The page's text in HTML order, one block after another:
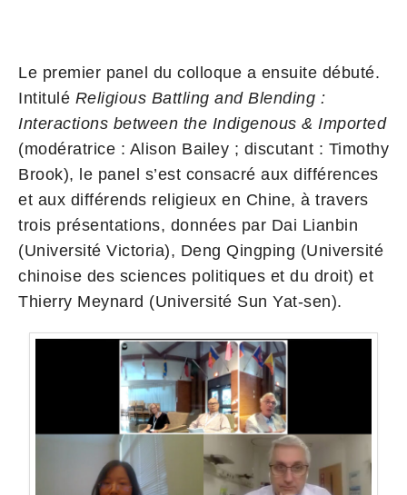
Le premier panel du colloque a ensuite débuté.
Intitulé Religious Battling and Blending :
Interactions between the Indigenous & Imported
(modératrice : Alison Bailey ; discutant : Timothy
Brook), le panel s’est consacré aux différences
et aux différends religieux en Chine, à travers
trois présentations, données par Dai Lianbin
(Université Victoria), Deng Qingping (Université
chinoise des sciences politiques et du droit) et
Thierry Meynard (Université Sun Yat-sen).